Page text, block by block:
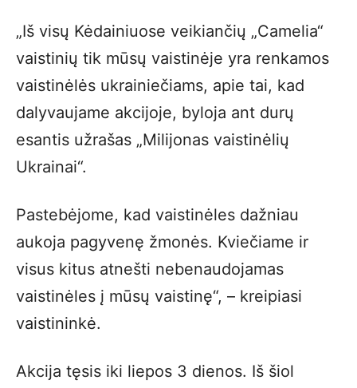
„Iš visų Kėdainiuose veikiančių „Camelia“
vaistinių tik mūsų vaistinėje yra renkamos
vaistinėlės ukrainiečiams, apie tai, kad
dalyvaujame akcijoje, byloja ant durų
esantis užrašas „Milijonas vaistinėlių
Ukrainai“.
Pastebėjome, kad vaistinėles dažniau
aukoja pagyvenę žmonės. Kviečiame ir
visus kitus atnešti nebenaudojamas
vaistinėles į mūsų vaistinę“, – kreipiasi
vaistininkė.
Akcija tęsis iki liepos 3 dienos. Iš šiol